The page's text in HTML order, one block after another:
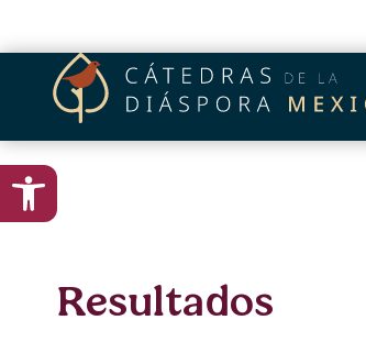
Resultados
Open toolbar